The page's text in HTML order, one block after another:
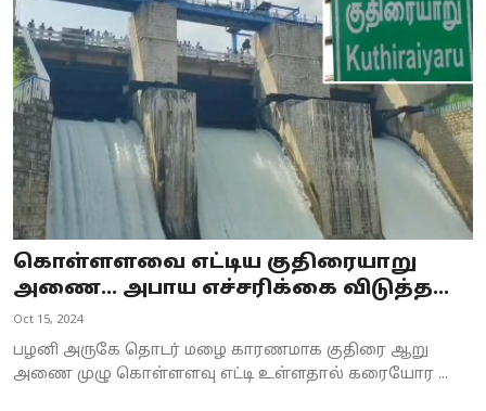
கொள்ளளவை எட்டிய குதிரையாறு
அணை… அபாய எச்சரிக்கை விடுத்த...
Oct 15, 2024
பழனி அருகே தொடர் மழை காரணமாக குதிரை ஆறு
அணை முழு கொள்ளளவு எட்டி உள்ளதால் கரையோர ...